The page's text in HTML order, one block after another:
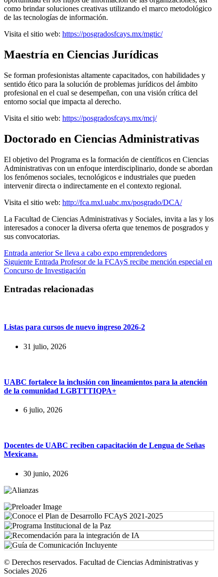
como brindar soluciones creativas utilizando el marco metodológico
de las tecnologías de información.
Visita el sitio web: https://posgradosfcays.mx/mgtic/
Maestría en Ciencias Jurídicas
Se forman profesionistas altamente capacitados, con habilidades y
sentido ético para la solución de problemas jurídicos del ámbito
profesional en el cual se desempeñan, con una visión crítica del
entorno social que impacta al derecho.
Visita el sitio web: https://posgradosfcays.mx/mcj/
Doctorado en Ciencias Administrativas
El objetivo del Programa es la formación de científicos en Ciencias
Administrativas con un enfoque interdisciplinario, donde se abordan
los fenómenos sociales, tecnológicos e industriales que pueden
intervenir directa o indirectamente en el contexto regional.
Visita el sitio web: http://fca.mxl.uabc.mx/posgrado/DCA/
La Facultad de Ciencias Administrativas y Sociales, invita a las y los
interesados a conocer la diversa oferta que tenemos de posgrados y
sus convocatorias.
Entrada anterior Se lleva a cabo expo emprendedores
Siguiente Entrada Profesor de la FCAyS recibe mención especial en
Concurso de Investigación
Entradas relacionadas
Listas para cursos de nuevo ingreso 2026-2
31 julio, 2026
UABC fortalece la inclusión con lineamientos para la atención
de la comunidad LGBTTTIQPA+
6 julio, 2026
Docentes de UABC reciben capacitación de Lengua de Señas
Mexicana.
30 junio, 2026
© Derechos reservados. Facultad de Ciencias Administrativas y
Sociales 2026